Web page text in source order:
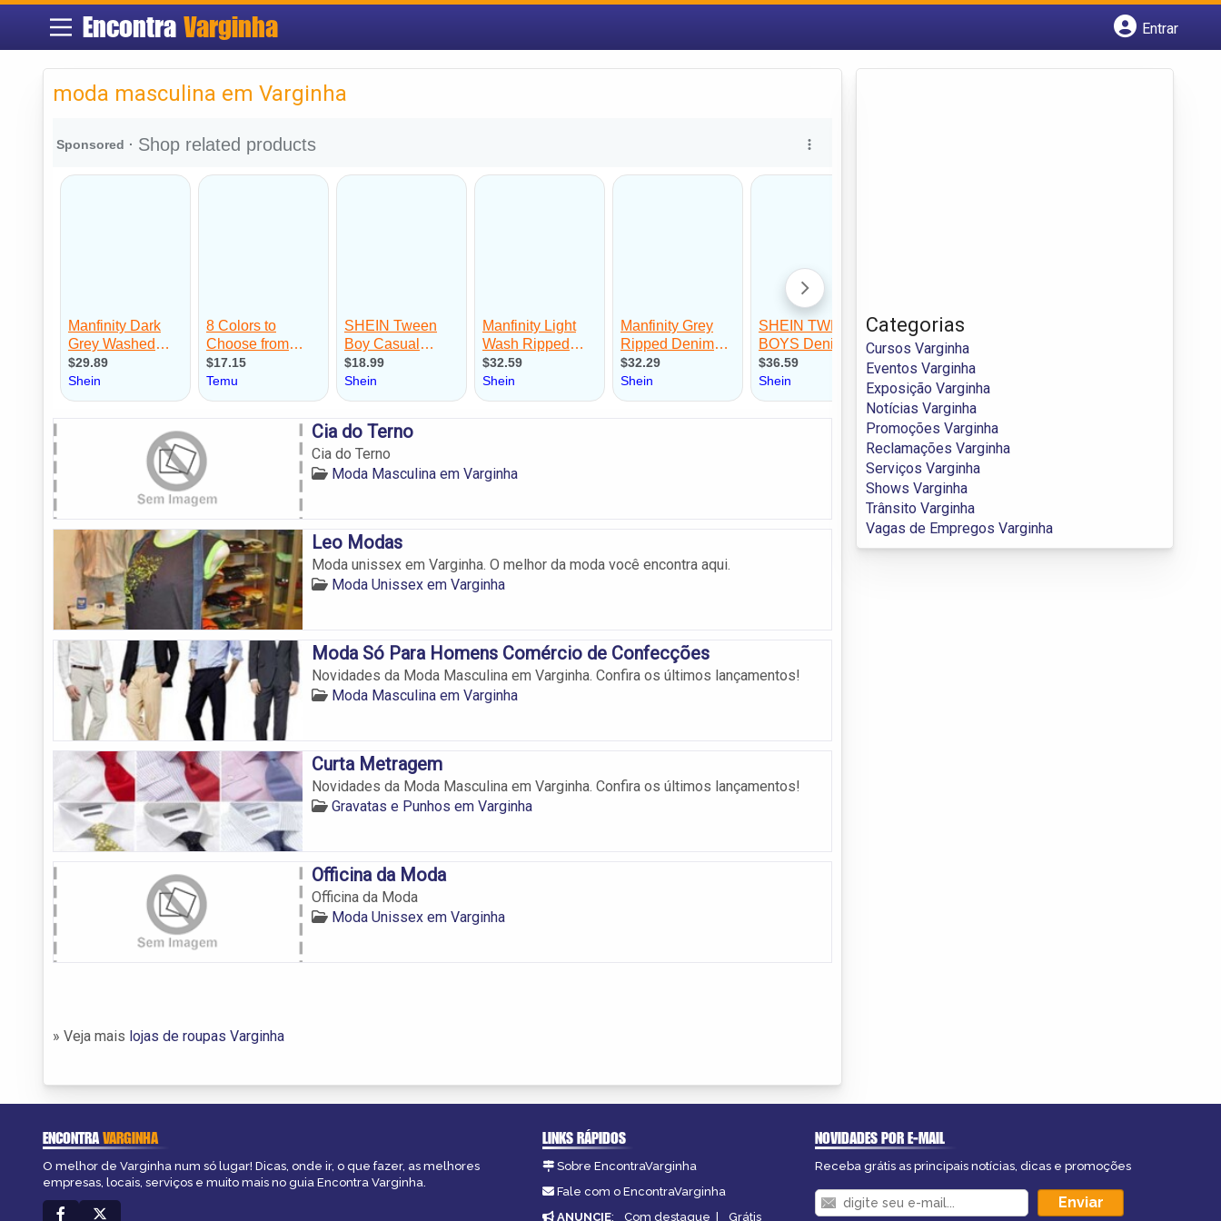
Encontra Varginha
Entrar
moda masculina em Varginha
Cia do Terno
Cia do Terno
Moda Masculina em Varginha
Leo Modas
Moda unissex em Varginha. O melhor da moda você encontra aqui.
Moda Unissex em Varginha
Moda Só Para Homens Comércio de Confecções
Novidades da Moda Masculina em Varginha. Confira os últimos lançamentos!
Moda Masculina em Varginha
Curta Metragem
Novidades da Moda Masculina em Varginha. Confira os últimos lançamentos!
Gravatas e Punhos em Varginha
Officina da Moda
Officina da Moda
Moda Unissex em Varginha
» Veja mais lojas de roupas Varginha
Categorias
Cursos Varginha
Eventos Varginha
Exposição Varginha
Notícias Varginha
Promoções Varginha
Reclamações Varginha
Serviços Varginha
Shows Varginha
Trânsito Varginha
Vagas de Empregos Varginha
ENCONTRAVARGINHA
O melhor de Varginha num só lugar! Dicas, onde ir, o que fazer, as melhores
empresas, locais, serviços e muito mais no guia Encontra Varginha.
LINKS RÁPIDOS
Sobre EncontraVarginha
Fale com o EncontraVarginha
ANUNCIE: Com destaque | Grátis
NOVIDADES POR E-MAIL
Receba grátis as principais notícias, dicas e promoções